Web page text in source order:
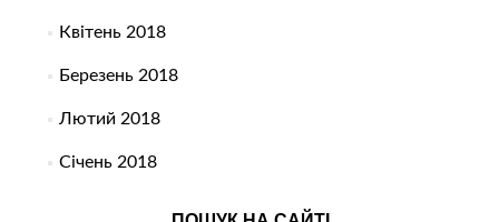
Квітень 2018
Березень 2018
Лютий 2018
Січень 2018